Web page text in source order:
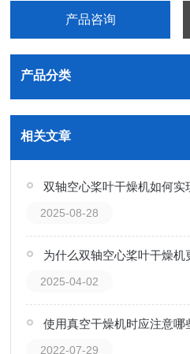
产品咨询
产品分类
相关文章
双轴空心桨叶干燥机如何实
2025-08-28
为什么双轴空心桨叶干燥机
2025-04-02
使用真空干燥机时应注意哪
2022-07-29